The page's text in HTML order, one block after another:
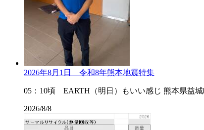
2026年8月1日 令和8年熊本地震特集
05：10頃 EARTH（明日）もいい感じ 熊本県益
2026/8/8